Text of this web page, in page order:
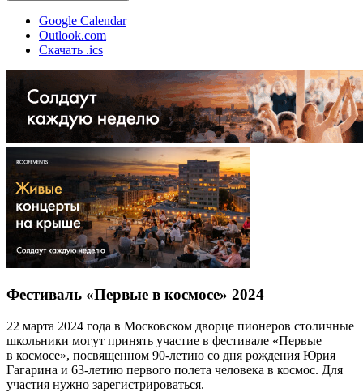
Google Calendar
Outlook.com
Скачать .ics
Фестиваль «Первые в космосе» 2024
22 марта 2024 года в Московском дворце пионеров столичные
школьники могут принять участие в фестивале «Первые
в космосе», посвященном 90-летию со дня рождения Юрия
Гагарина и 63-летию первого полета человека в космос. Для
участия нужно зарегистрироваться.